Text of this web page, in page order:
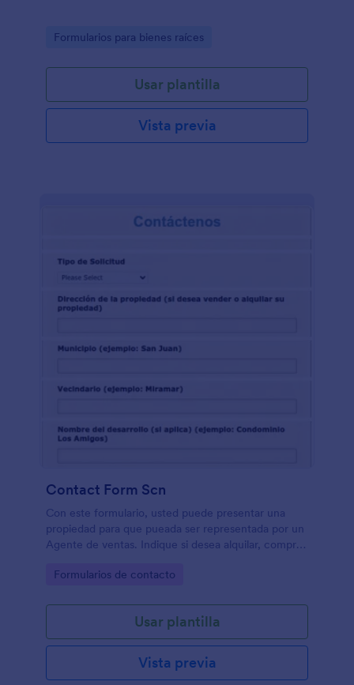
Go to Category:
Formularios para bienes raíces
Usar plantilla
Vista previa
Contact Form Scn
Con este formulario, usted puede presentar una
propiedad para que pueada ser representada por un
Agente de ventas. Indique si desea alquilar, comprar
Go to Category:
Formularios de contacto
Usar plantilla
Vista previa